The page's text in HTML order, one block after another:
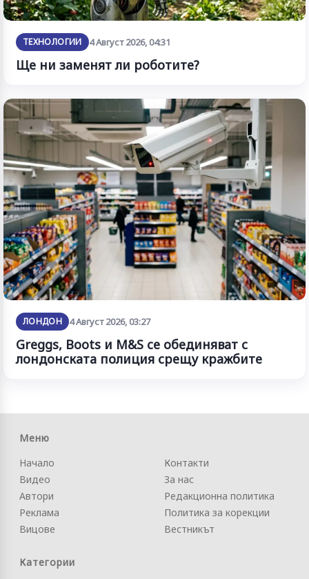
ТЕХНОЛОГИИ 4 Август 2026, 04:31
Ще ни заменят ли роботите?
ЛОНДОН 4 Август 2026, 03:27
Greggs, Boots и M&S се обединяват с
лондонската полиция срещу кражбите
Меню
Начало
Видео
Автори
Реклама
Вицове
Контакти
За нас
Редакционна политика
Политика за корекции
Вестникът
Категории